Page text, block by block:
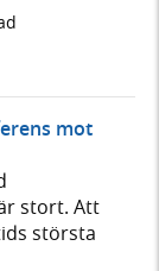
mot
stort. Att
största